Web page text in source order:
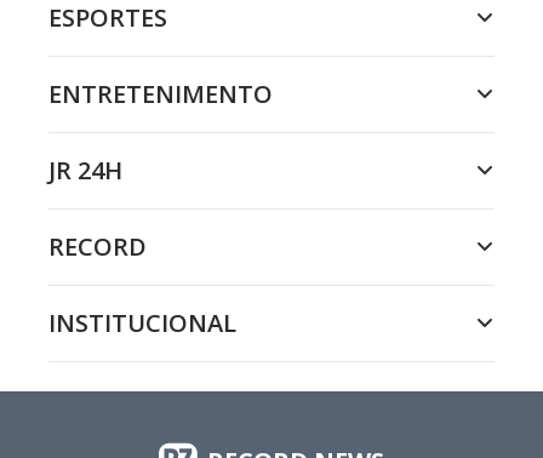
ESPORTES
ENTRETENIMENTO
JR 24H
RECORD
INSTITUCIONAL